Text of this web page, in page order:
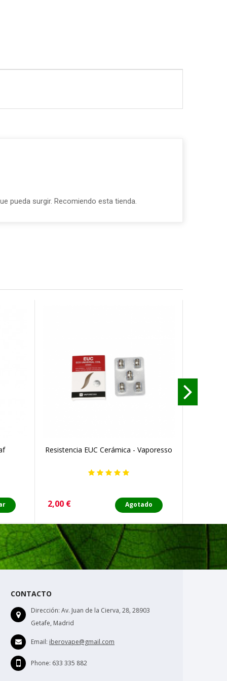
pueda surgir. Recomiendo esta tienda.
Resistencia EUC Cerámica - Vaporesso
Precio
2,00 € Agotado
CONTACTO
Dirección: Av. Juan de la Cierva, 28, 28903
Getafe, Madrid
Email: iberovape@gmail.com
Phone: 633 335 882